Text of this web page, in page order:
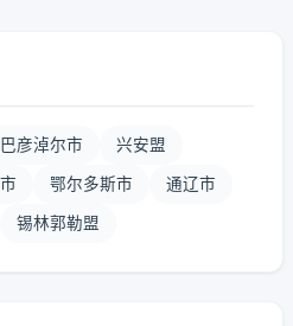
巴彦淖尔市 兴安盟
鄂尔多斯市 通辽市
锡林郭勒盟